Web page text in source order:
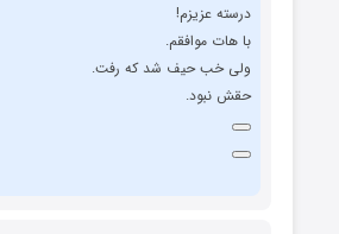
درسته عزیزم!
با هات موافقم.
ولی خب حیف شد که رفت.
حقش نبود.